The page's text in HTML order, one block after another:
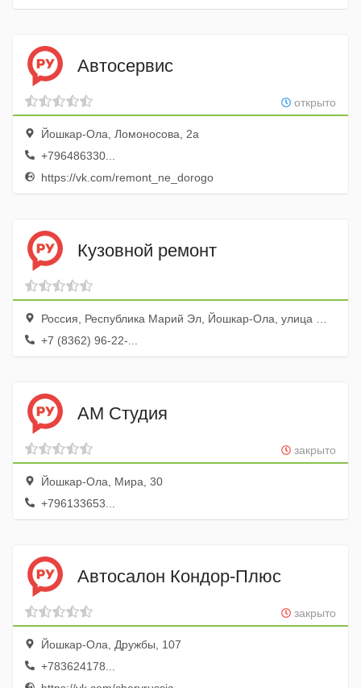
Автосервис
открыто
Йошкар-Ола, Ломоносова, 2а
+796486330...
https://vk.com/remont_ne_dorogo
Кузовной ремонт
Россия, Республика Марий Эл, Йошкар-Ола, улица Менделеева, 14
+7 (8362) 96-22-...
АМ Студия
закрыто
Йошкар-Ола, Мира, 30
+796133653...
Автосалон Кондор-Плюс
закрыто
Йошкар-Ола, Дружбы, 107
+783624178...